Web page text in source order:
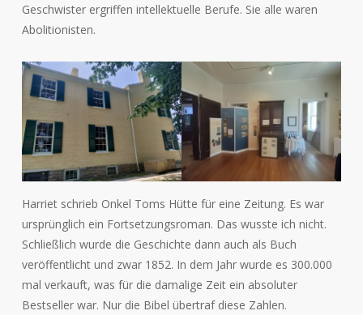
Geschwister ergriffen intellektuelle Berufe. Sie alle waren
Abolitionisten.
Harriet schrieb Onkel Toms Hütte für eine Zeitung. Es war
ursprünglich ein Fortsetzungsroman. Das wusste ich nicht.
Schließlich wurde die Geschichte dann auch als Buch
veröffentlicht und zwar 1852. In dem Jahr wurde es 300.000
mal verkauft, was für die damalige Zeit ein absoluter
Bestseller war. Nur die Bibel übertraf diese Zahlen.